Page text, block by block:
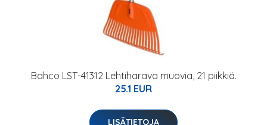
Bahco LST-41312 Lehtiharava muovia, 21 piikkiä.
25.1 EUR
LISÄTIETOJA